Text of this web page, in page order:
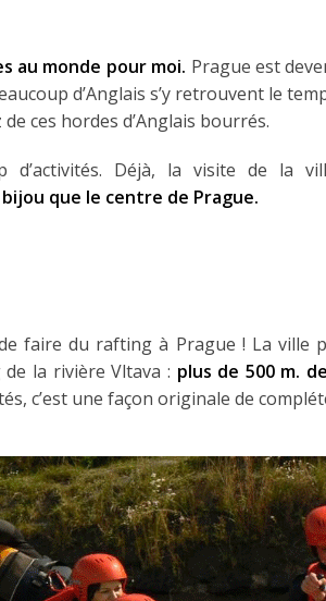
au monde pour moi. Prague est
d’Anglais s’y retrouvent le
ces hordes d’Anglais bourrés.
d’activités. Déjà, la visite de la
bijou que le centre de Prague.
faire du rafting à Prague ! La ville
la rivière Vltava : plus de 500 m.
c’est une façon originale de